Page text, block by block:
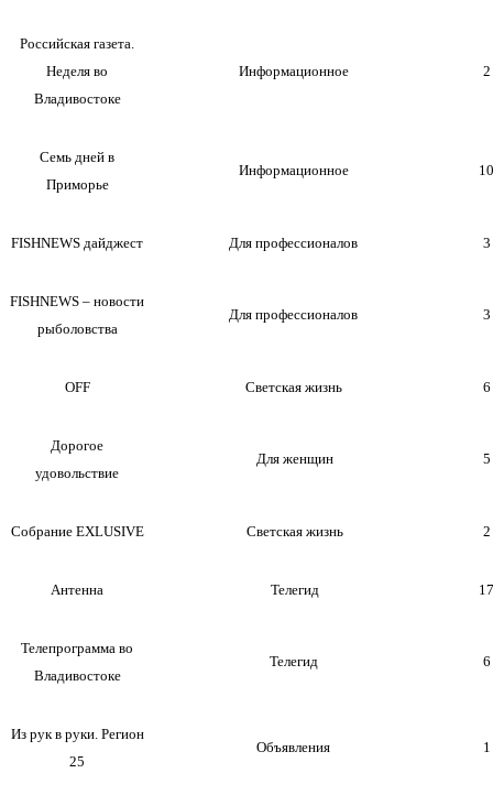
Российская газета.
Неделя во
Владивостоке
Информационное 2
Семь дней в
Приморье
Информационное
FISHNEWS дайджест Для профессионалов 3
FISHNEWS – новости
рыболовства
Для профессионалов 3
OFF Светская жизнь 6
Дорогое
удовольствие
Для женщин 5
Собрание EXLUSIVE Светская жизнь 2
Антенна Телегид
Телепрограмма во
Владивостоке
Телегид 6
Из рук в руки. Регион
25
Объявления